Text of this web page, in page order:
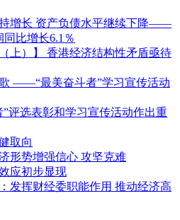
增长 资产负债水平继续下降——
比增长6.1％
上）】 香港经济结构性矛盾亟待
——“最美奋斗者”学习宣传活动
评选表彰和学习宣传活动作出重
取向
形势增强信心 攻坚克难
应初步显现
发挥财经委职能作用 推动经济高